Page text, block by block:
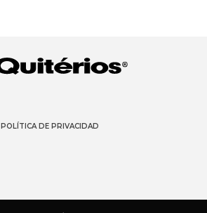
POLÍTICA DE PRIVACIDAD